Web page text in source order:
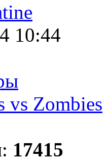
10:44
vs Zombies
17415